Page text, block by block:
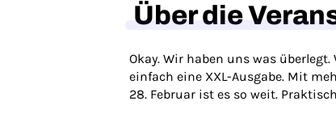
Über die
Okay. Wir haben uns was
einfach eine XXL-Ausgabe. Mit
28. Februar ist es so weit.